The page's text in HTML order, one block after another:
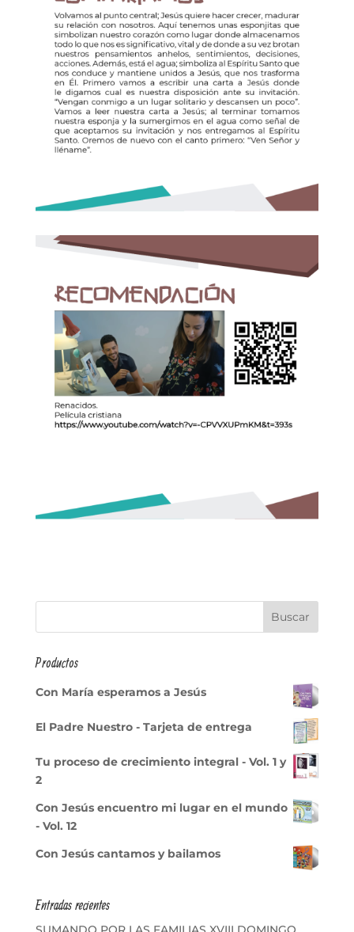
Productos
Con María esperamos a Jesús
El Padre Nuestro - Tarjeta de entrega
Tu proceso de crecimiento integral - Vol. 1 y
2
Con Jesús encuentro mi lugar en el mundo
- Vol. 12
Con Jesús cantamos y bailamos
Entradas recientes